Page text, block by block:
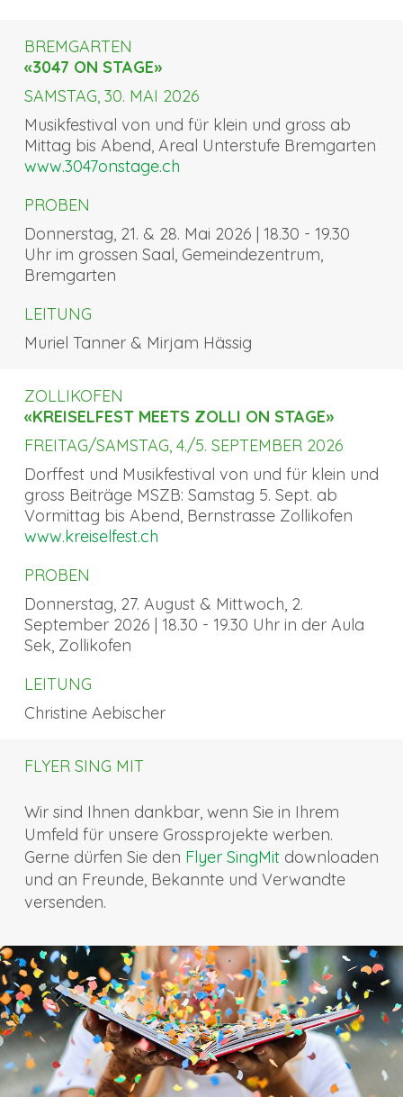
BREMGARTEN
«3047 ON STAGE»
SAMSTAG, 30. MAI 2026
Musikfestival von und für klein und gross ab
Mittag bis Abend, Areal Unterstufe Bremgarten
www.3047onstage.ch
PROBEN
Donnerstag, 21. & 28. Mai 2026 | 18.30 - 19.30
Uhr im grossen Saal, Gemeindezentrum,
Bremgarten
LEITUNG
Muriel Tanner & Mirjam Hässig
ZOLLIKOFEN
«KREISELFEST MEETS ZOLLI ON STAGE»
FREITAG/SAMSTAG, 4./5. SEPTEMBER 2026
Dorffest und Musikfestival von und für klein und
gross Beiträge MSZB: Samstag 5. Sept. ab
Vormittag bis Abend, Bernstrasse Zollikofen
www.kreiselfest.ch
PROBEN
Donnerstag, 27. August & Mittwoch, 2.
September 2026 | 18.30 - 19.30 Uhr in der Aula
Sek, Zollikofen
LEITUNG
Christine Aebischer
FLYER SING MIT
Wir sind Ihnen dankbar, wenn Sie in Ihrem
Umfeld für unsere Grossprojekte werben.
Gerne dürfen Sie den Flyer SingMitdownloaden
und an Freunde, Bekannte und Verwandte
versenden.